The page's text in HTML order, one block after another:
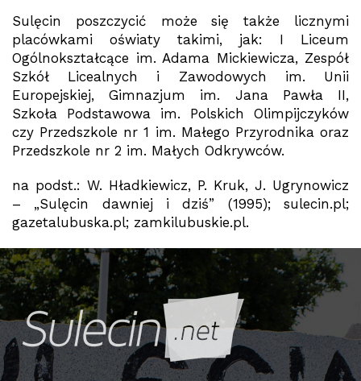
Sulęcin poszczycić może się także licznymi
placówkami oświaty takimi, jak: I Liceum
Ogólnokształcące im. Adama Mickiewicza, Zespół
Szkół Licealnych i Zawodowych im. Unii
Europejskiej, Gimnazjum im. Jana Pawła II,
Szkoła Podstawowa im. Polskich Olimpijczyków
czy Przedszkole nr 1 im. Małego Przyrodnika oraz
Przedszkole nr 2 im. Małych Odkrywców.
na podst.: W. Hładkiewicz, P. Kruk, J. Ugrynowicz
– „Sulęcin dawniej i dziś” (1995); sulecin.pl;
gazetalubuska.pl; zamkilubuskie.pl.